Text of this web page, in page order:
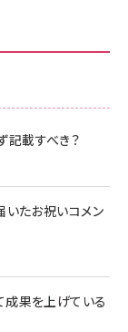
載すべき？
たお祝いコメン
成果を上げている